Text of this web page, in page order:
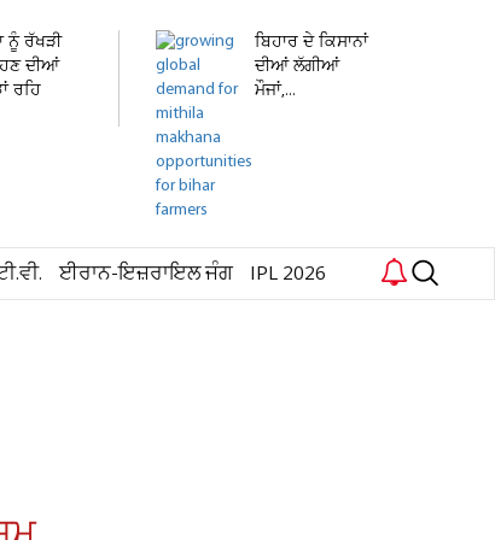
ਨੂੰ ਰੱਖੜੀ
ਦੀਆਂ
ਰਹਿ
ਬਿਹਾਰ ਦੇ ਕਿਸਾਨਾਂ
ਦੀਆਂ ਲੱਗੀਆਂ
ਮੌਜਾਂ,...
ਈਰਾਨ-ਇਜ਼ਰਾਇਲ ਜੰਗ IPL 2026